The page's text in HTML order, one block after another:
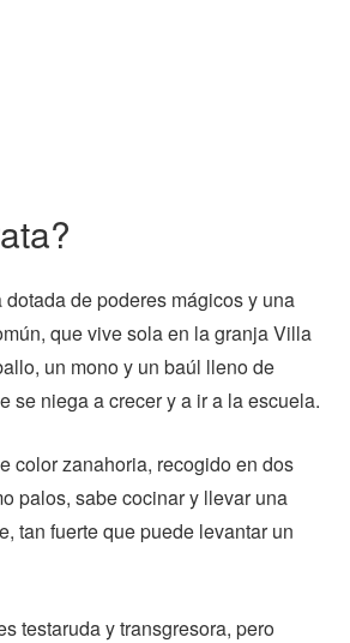
de poderes mágicos y una
que vive sola en la granja Villa
un mono y un baúl lleno de
se niega a crecer y a ir a la escuela.
color zanahoria, recogido en dos
palos, sabe cocinar y llevar una
tan fuerte que puede levantar un
testaruda y transgresora, pero